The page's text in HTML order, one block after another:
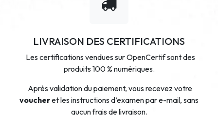
LIVRAISON DES CERTIFICATIONS
Les certifications vendues sur OpenCertif sont des
produits 100 % numériques.
Après validation du paiement, vous recevez votre
voucheret les instructions d’examen par e-mail, sans
aucun frais de livraison.